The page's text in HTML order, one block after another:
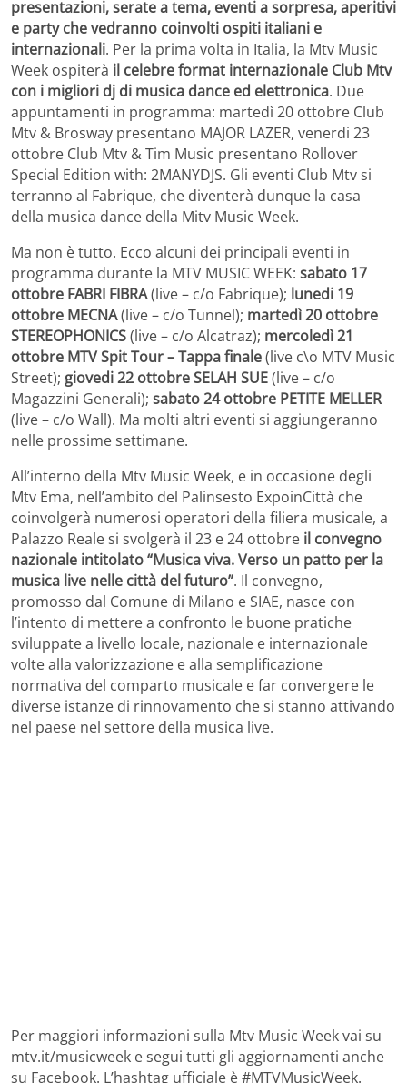
presentazioni, serate a tema, eventi a sorpresa, aperitivi
e party che vedranno coinvolti ospiti italiani e
internazionali. Per la prima volta in Italia, la Mtv Music
Week ospiterà il celebre format internazionale Club Mtv
con i migliori dj di musica dance ed elettronica. Due
appuntamenti in programma: martedì 20 ottobre Club
Mtv & Brosway presentano MAJOR LAZER, venerdi 23
ottobre Club Mtv & Tim Music presentano Rollover
Special Edition with: 2MANYDJS. Gli eventi Club Mtv si
terranno al Fabrique, che diventerà dunque la casa
della musica dance della Mitv Music Week.
Ma non è tutto. Ecco alcuni dei principali eventi in
programma durante la MTV MUSIC WEEK: sabato 17
ottobre FABRI FIBRA(live – c/o Fabrique); lunedi 19
ottobre MECNA(live – c/o Tunnel); martedì 20 ottobre
STEREOPHONICS(live – c/o Alcatraz); mercoledì 21
ottobre MTV Spit Tour – Tappa finale(live c\o MTV Music
Street); giovedi 22 ottobre SELAH SUE(live – c/o
Magazzini Generali); sabato 24 ottobre PETITE MELLER
(live – c/o Wall). Ma molti altri eventi si aggiungeranno
nelle prossime settimane.
All’interno della Mtv Music Week, e in occasione degli
Mtv Ema, nell’ambito del Palinsesto ExpoinCittà che
coinvolgerà numerosi operatori della filiera musicale, a
Palazzo Reale si svolgerà il 23 e 24 ottobre il convegno
nazionale intitolato “Musica viva. Verso un patto per la
musica live nelle città del futuro”. Il convegno,
promosso dal Comune di Milano e SIAE, nasce con
l’intento di mettere a confronto le buone pratiche
sviluppate a livello locale, nazionale e internazionale
volte alla valorizzazione e alla semplificazione
normativa del comparto musicale e far convergere le
diverse istanze di rinnovamento che si stanno attivando
nel paese nel settore della musica live.
Per maggiori informazioni sulla Mtv Music Week vai su
mtv.it/musicweek e segui tutti gli aggiornamenti anche
su Facebook. L’hashtag ufficiale è #MTVMusicWeek.